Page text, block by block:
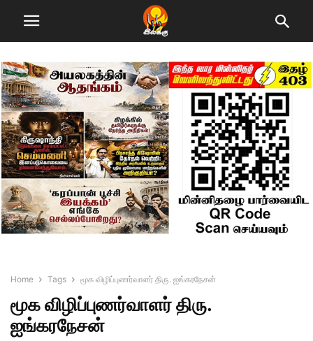
Home Tags மூக விழிப்புணர்வாளர் திரு. ஐங்கரநேசன்
மூக விழிப்புணர்வாளர் திரு.
ஐங்கரநேசன்